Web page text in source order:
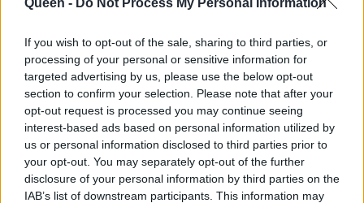
If you wish to opt-out of the sale, sharing to third parties, or
processing of your personal or sensitive information for
targeted advertising by us, please use the below opt-out
section to confirm your selection. Please note that after your
opt-out request is processed you may continue seeing
interest-based ads based on personal information utilized by
us or personal information disclosed to third parties prior to
your opt-out. You may separately opt-out of the further
disclosure of your personal information by third parties on the
IAB’s list of downstream participants. This information may